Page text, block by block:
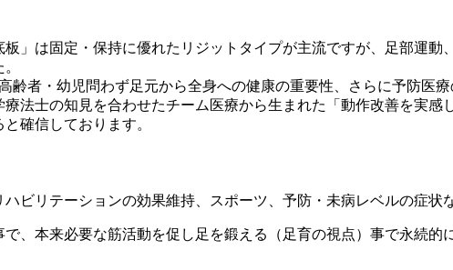
」は固定・保持に優れたリジットタイプが主流ですが、足部運動
齢者・幼児問わず足元から全身への健康の重要性、さらに予防医
法士の知見を合わせたチーム医療から生まれた「動作改善を実感
確信しております。
ビリテーションの効果維持、スポーツ、予防・未病レベルの症状
、本来必要な筋活動を促し足を鍛える（足育の視点）事で永続